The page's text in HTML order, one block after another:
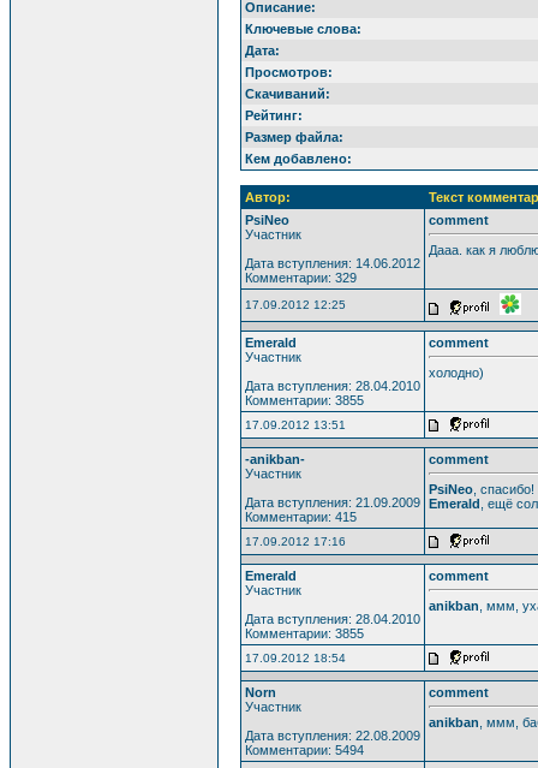
Описание:
Ключевые слова:
Дата:
Просмотров:
Скачиваний:
Рейтинг:
Размер файла:
Кем добавлено:
Автор:
Текст
PsiNeo
Участник
Дата вступления: 14.06.2012
Комментарии: 329
comment
Дааа. как я
17.09.2012 12:25
Emerald
Участник
Дата вступления: 28.04.2010
Комментарии: 3855
comment
холодно)
17.09.2012 13:51
-anikban-
Участник
Дата вступления: 21.09.2009
Комментарии: 415
comment
PsiNeo , спасибо!
Emerald , ещё
17.09.2012 17:16
Emerald
Участник
Дата вступления: 28.04.2010
Комментарии: 3855
comment
anikban , ммм,
17.09.2012 18:54
Norn
Участник
Дата вступления: 22.08.2009
Комментарии: 5494
comment
anikban , ммм,